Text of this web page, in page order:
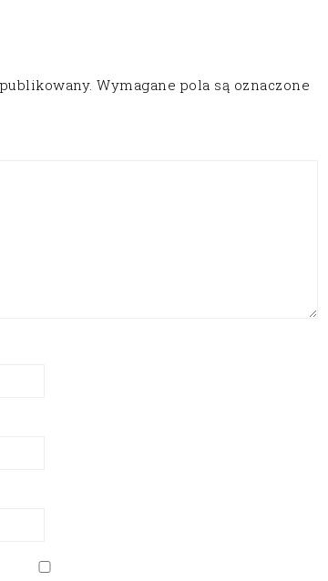
Wymagane pola są oznaczone